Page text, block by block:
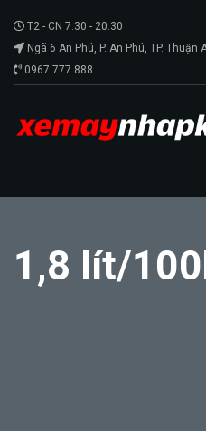
T2 - CN 7.30 - 20:30
Ngã 6 An Phú, P. An Phú, TP. Thuận
0967 777 888
1,8 lít/